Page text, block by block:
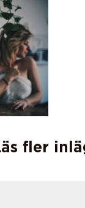
fler